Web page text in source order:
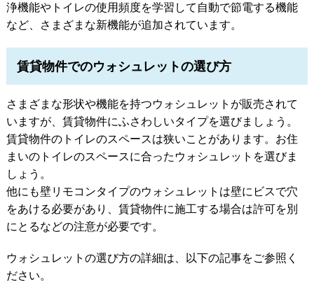
浄機能やトイレの使用頻度を学習して自動で節電する機能
など、さまざまな新機能が追加されています。
賃貸物件でのウォシュレットの選び方
さまざまな形状や機能を持つウォシュレットが販売されて
いますが、賃貸物件にふさわしいタイプを選びましょう。
賃貸物件のトイレのスペースは狭いことがあります。お住
まいのトイレのスペースに合ったウォシュレットを選びま
しょう。
他にも壁リモコンタイプのウォシュレットは壁にビスで穴
をあける必要があり、賃貸物件に施工する場合は許可を別
にとるなどの注意が必要です。
ウォシュレットの選び方の詳細は、以下の記事をご参照く
ださい。